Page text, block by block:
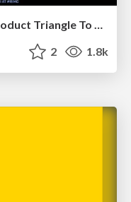
How to Align SEO within the Product Triangle To Get Buy-In & Support - #RIMC
2 1.8k